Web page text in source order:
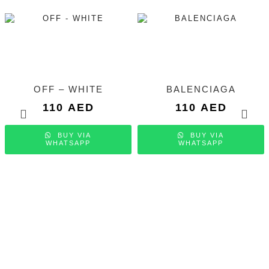
OFF – WHITE
110 AED
BUY VIA
WHATSAPP
BALENCIAGA
110 AED
BUY VIA
WHATSAPP